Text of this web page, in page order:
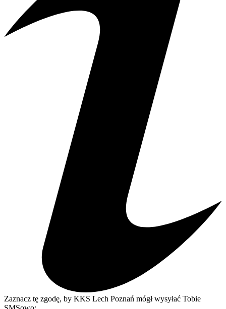
Zaznacz tę zgodę, by KKS Lech Poznań mógł wysyłać Tobie